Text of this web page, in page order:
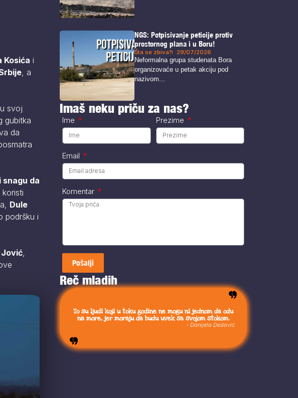
Kosića i
, a
svoj
gubitka
da
snagu da
Dule
podršku i
Jović,
NGS: Potpisivanje peticije protiv
prostornog plana i u Boru!
Šta se zbiva? 29/07/2026
Neformalna grupa studenata Bora
organizovaće u petak akciju pod
nazivom...
Imaš neku priču za nas?
Ime Prezime
Email
Komentar
Pošalji
Reč mladih
To su ljudi koji u toku godine ne mogu ni jednom da odu
na more, jer moraju da budu uvek sa svojom stokom.
- Danijela Dedović